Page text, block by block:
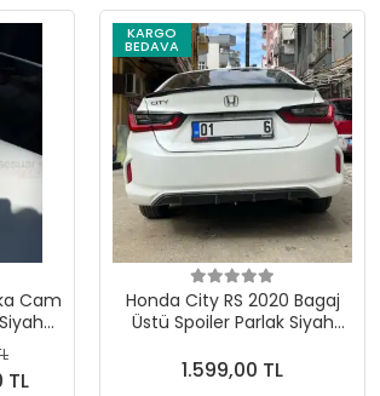
Cam
TL
KARGO
BEDAVA
Honda City RS 2020 Bagaj
Üstü Spoiler Parlak Siyah
1.599,00 TL